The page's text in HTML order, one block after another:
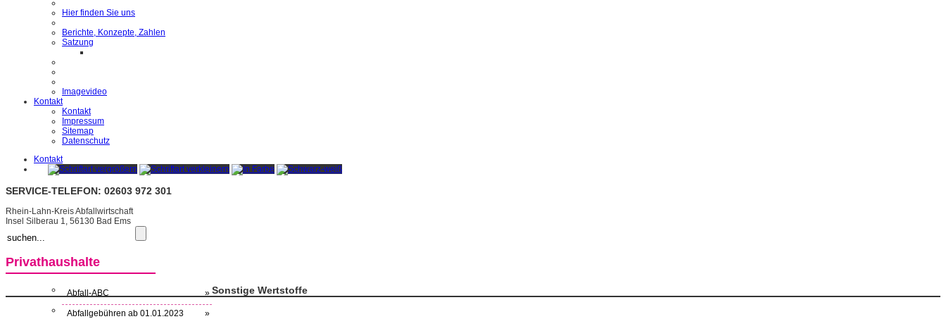
Hier finden Sie uns
Berichte, Konzepte, Zahlen
Satzung
Imagevideo
Kontakt
Kontakt
Impressum
Sitemap
Datenschutz
Kontakt
SERVICE-TELEFON: 02603 972 301
Rhein-Lahn-Kreis Abfallwirtschaft
Insel Silberau 1, 56130 Bad Ems
Privathaushalte
Abfall-ABC »
Abfallgebühren ab 01.01.2023 »
Sonstige Wertstoffe